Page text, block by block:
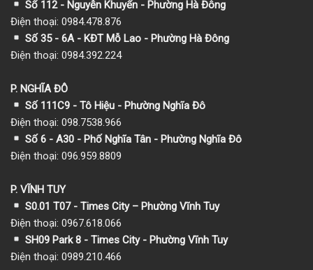
Số 112 - Nguyễn Khuyến - Phường Hà Đông
Điện thoại: 0984.478.876
Số 35 - 6A - KĐT Mỗ Lao - Phường Hà Đông
Điện thoại: 0984.392.224
P. NGHĨA ĐÔ
Số 111C9 - Tô Hiệu - Phường Nghĩa Đô
Điện thoại: 098.7538.966
Số 6 - A30 - Phố Nghĩa Tân - Phường Nghĩa Đô
Điện thoại: 096.959.8809
P. VĨNH TUY
S0.01 T07 - Times City – Phường Vĩnh Tuy
Điện thoại: 0967.618.066
SH09 Park 8 - Times City - Phường Vĩnh Tuy
Điện thoại: 0989.210.466